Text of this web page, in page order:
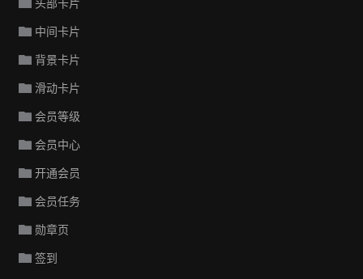
头部卡片
中间卡片
背景卡片
滑动卡片
会员等级
会员中心
开通会员
会员任务
勋章页
签到